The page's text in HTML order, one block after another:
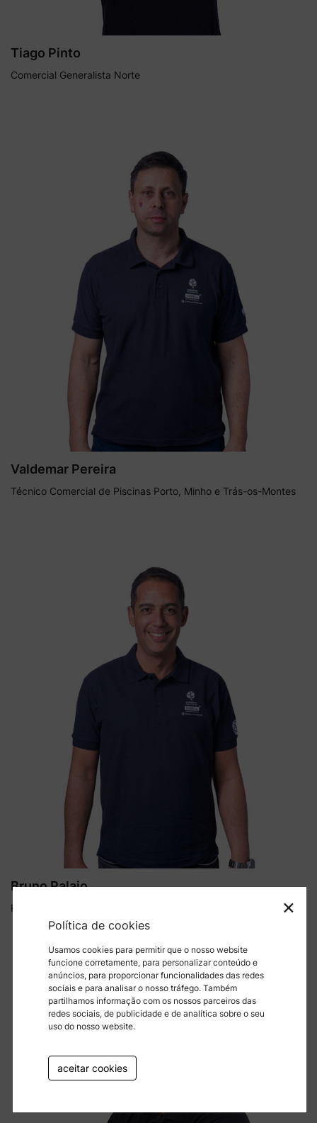
Tiago Pinto
Comercial Generalista Norte
Valdemar Pereira
Técnico Comercial de Piscinas Porto, Minho e Trás-os-Montes
Bruno Palaio
Responsável Loja Porto ×
Política de cookies
Usamos cookies para permitir que o nosso website
funcione corretamente, para personalizar conteúdo e
anúncios, para proporcionar funcionalidades das redes
sociais e para analisar o nosso tráfego. Também
partilhamos informação com os nossos parceiros das
redes sociais, de publicidade e de analítica sobre o seu
uso do nosso website.
aceitar cookies